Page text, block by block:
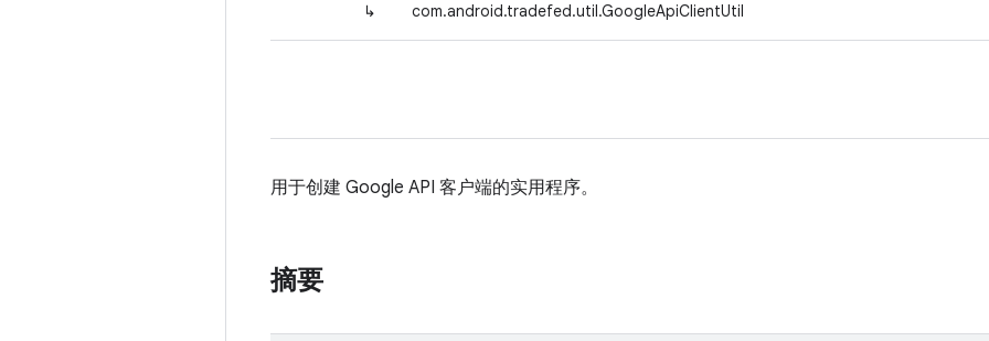
↳ com.android.tradefed.util.GoogleApiClientUtil
用于创建 Google API 客户端的实用程序。
摘要